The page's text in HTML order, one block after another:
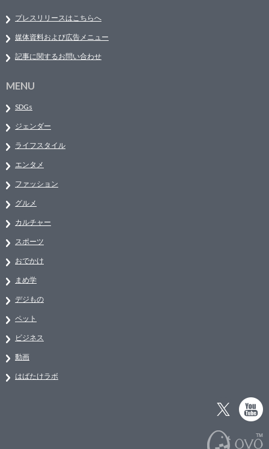
プレスリリースはこちらへ
媒体資料および広告メニュー
記事に関するお問い合わせ
MENU
SDGs
ジェンダー
ライフスタイル
エンタメ
ファッション
グルメ
カルチャー
スポーツ
おでかけ
まめ学
デジもの
ペット
ビジネス
動画
はばたけラボ